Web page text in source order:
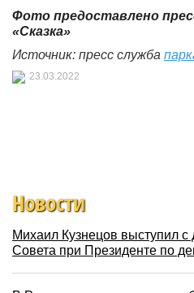
Фото предоставлено
«Сказка»
Источник: пресс служба
23.03.2022
Новости
Михаил Кузнецов выступил с
Совета при Президенте по